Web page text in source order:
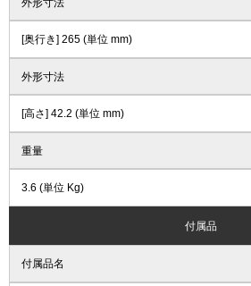
[奥行き] 265 (単位 mm)
外形寸法
[高さ] 42.2 (単位 mm)
重量
3.6 (単位 Kg)
付属品
付属品名